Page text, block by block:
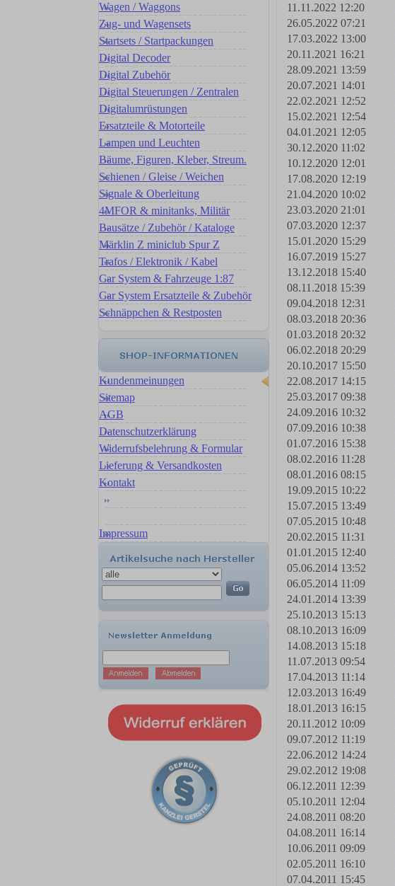
Wagen / Waggons
Zug- und Wagensets
Startsets / Startpackungen
Digital Decoder
Digital Zubehör
Digital Steuerungen / Zentralen
Digitalumrüstungen
Ersatzteile & Motorteile
Lampen und Leuchten
Bäume, Figuren, Kleber, Streum.
Schienen / Gleise / Weichen
Signale & Oberleitung
4MFOR & minitanks, Militär
Bausätze / Zubehör / Kataloge
Märklin Z miniclub Spur Z
Trafos / Elektronik / Kabel
Car System & Fahrzeuge 1:87
Car System Ersatzteile & Zubehör
Schnäppchen & Restposten
Kundenmeinungen
Sitemap
AGB
Datenschutzerklärung
Widerrufsbelehrung & Formular
Lieferung & Versandkosten
Kontakt
Impressum
11.11.2022 12:20
26.05.2022 07:21
17.03.2022 13:00
20.11.2021 16:21
28.09.2021 13:59
20.07.2021 14:01
22.02.2021 12:52
15.02.2021 12:54
04.01.2021 12:05
30.12.2020 11:02
10.12.2020 12:01
17.08.2020 12:19
21.04.2020 10:02
23.03.2020 21:01
07.03.2020 12:37
15.01.2020 15:29
16.07.2019 15:27
13.12.2018 15:40
08.11.2018 15:39
09.04.2018 12:31
08.03.2018 20:36
01.03.2018 20:32
06.02.2018 20:29
20.10.2017 15:50
22.08.2017 14:15
25.03.2017 09:38
24.09.2016 10:32
07.09.2016 10:38
01.07.2016 15:38
08.02.2016 11:28
08.01.2016 08:15
19.09.2015 10:22
15.07.2015 13:49
07.05.2015 10:48
20.02.2015 11:31
01.01.2015 12:40
05.06.2014 13:52
06.05.2014 11:09
24.01.2014 13:39
25.10.2013 15:13
08.10.2013 16:09
14.08.2013 15:18
11.07.2013 09:54
17.04.2013 11:14
12.03.2013 16:49
18.01.2013 16:15
20.11.2012 10:09
09.07.2012 11:19
22.06.2012 14:24
29.02.2012 19:08
06.12.2011 12:39
05.10.2011 12:04
24.08.2011 08:20
04.08.2011 16:14
10.06.2011 09:09
02.05.2011 16:10
07.04.2011 15:45